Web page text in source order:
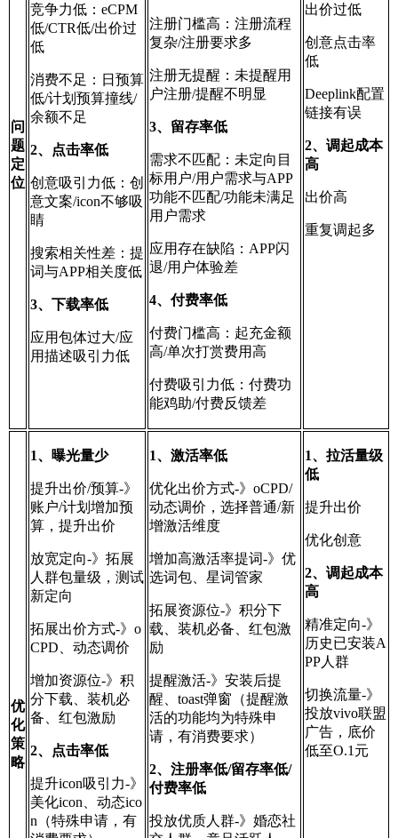
问
题
定
位
竞争力低：eCPM
低/CTR低/出价过
低
消费不足：日预算
低/计划预算撞线/
余额不足
2、点击率低
创意吸引力低：创
意文案/icon不够吸
睛
搜索相关性差：提
词与APP相关度低
3、下载率低
应用包体过大/应
用描述吸引力低
注册门槛高：注册流程
复杂/注册要求多
注册无提醒：未提醒用
户注册/提醒不明显
3、留存率低
需求不匹配：未定向目
标用户/用户需求与APP
功能不匹配/功能未满足
用户需求
应用存在缺陷：APP闪
退/用户体验差
4、付费率低
付费门槛高：起充金额
高/单次打赏费用高
付费吸引力低：付费功
能鸡助/付费反馈差
出价过低
创意点击率
低
Deeplink配置
链接有误
2、调起成本
高
出价高
重复调起多
优
化
策
略
1、曝光量少
提升出价/预算-》
账户/计划增加预
算，提升出价
放宽定向-》拓展
人群包量级，测试
新定向
拓展出价方式-》o
CPD、动态调价
增加资源位-》积
分下载、装机必
备、红包激励
2、点击率低
提升icon吸引力-》
美化icon、动态ico
n（特殊申请，有
1、激活率低
优化出价方式-》oCPD/
动态调价，选择普通/新
增激活维度
增加高激活率提词-》优
选词包、星词管家
拓展资源位-》积分下
载、装机必备、红包激
励
提醒激活-》安装后提
醒、toast弹窗（提醒激
活的功能均为特殊申
请，有消费要求）
2、注册率低/留存率低/
付费率低
投放优质人群-》婚恋社
1、拉活量级
低
提升出价
优化创意
2、调起成本
高
精准定向-》
历史已安装A
PP人群
切换流量-》
投放vivo联盟
广告，底价
低至O.1元